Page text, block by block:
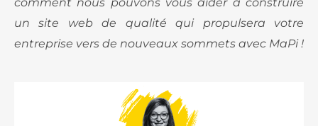
un site web de qualité qui propulsera votre
entreprise vers de nouveaux sommets avec MaPi !